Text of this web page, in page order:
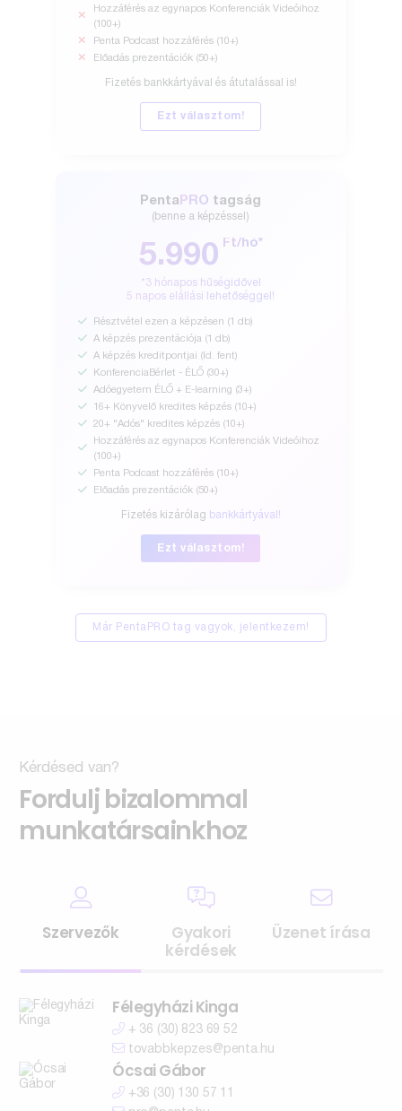
Kérdésed van?
Fordulj bizalommal
munkatársainkhoz
Szervezők
Gyakori
kérdések
Üzenet írása
Félegyházi Kinga
+ 36 (30) 823 69 52
tovabbkepzes@penta.hu
Ócsai Gábor
+36 (30) 130 57 11